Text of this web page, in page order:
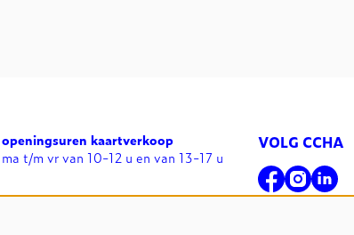
openingsuren kaartverkoop
ma t/m vr van 10-12 u en van 13-17 u
openingsuren expo's
VOLG CCHA